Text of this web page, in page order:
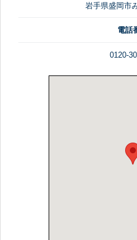
岩手県盛岡市
電話
0120-